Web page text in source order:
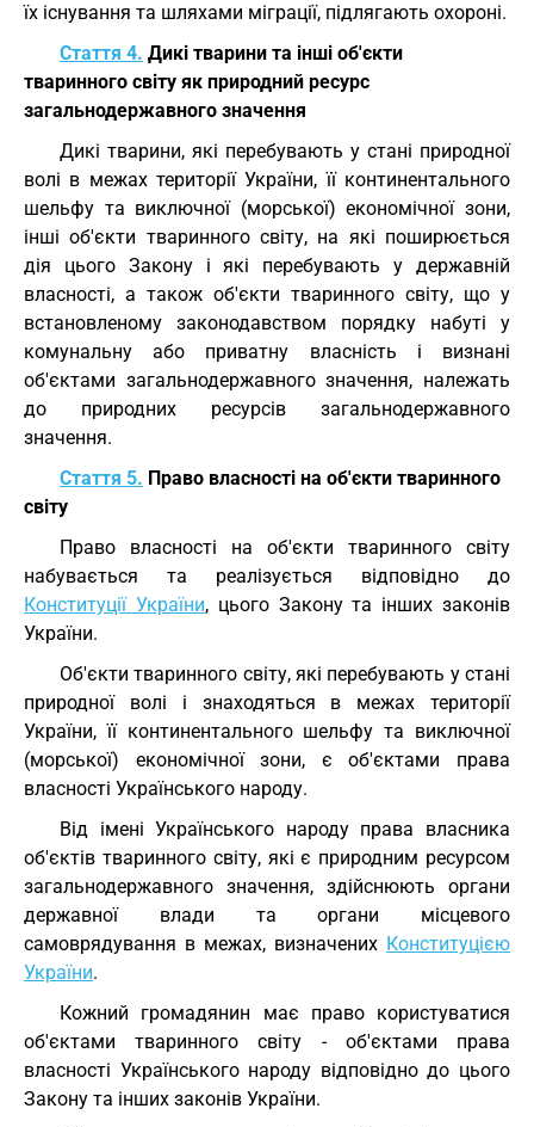
їх існування та шляхами міграції, підлягають охороні.
Стаття 4. Дикі тварини та інші об'єкти
тваринного світу як природний ресурс
загальнодержавного значення
Дикі тварини, які перебувають у стані природної
волі в межах території України, її континентального
шельфу та виключної (морської) економічної зони,
інші об'єкти тваринного світу, на які поширюється
дія цього Закону і які перебувають у державній
власності, а також об'єкти тваринного світу, що у
встановленому законодавством порядку набуті у
комунальну або приватну власність і визнані
об'єктами загальнодержавного значення, належать
до природних ресурсів загальнодержавного
значення.
Стаття 5. Право власності на об'єкти тваринного
світу
Право власності на об'єкти тваринного світу
набувається та реалізується відповідно до
Конституції України, цього Закону та інших законів
України.
Об'єкти тваринного світу, які перебувають у стані
природної волі і знаходяться в межах території
України, її континентального шельфу та виключної
(морської) економічної зони, є об'єктами права
власності Українського народу.
Від імені Українського народу права власника
об'єктів тваринного світу, які є природним ресурсом
загальнодержавного значення, здійснюють органи
державної влади та органи місцевого
самоврядування в межах, визначених Конституцією
України.
Кожний громадянин має право користуватися
об'єктами тваринного світу - об'єктами права
власності Українського народу відповідно до цього
Закону та інших законів України.